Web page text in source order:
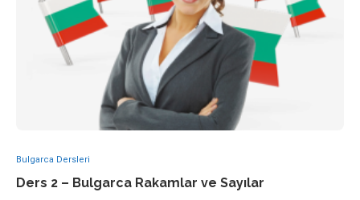
Bulgarca Dersleri
Ders 2 – Bulgarca Rakamlar ve Sayılar